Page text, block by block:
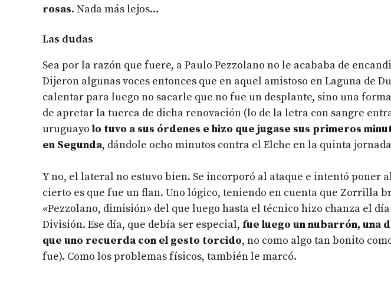
rosas. Nada más lejos…
Las dudas
Sea por la razón que fuere, a Paulo Pezzolano no le acababa de
Dijeron algunas voces entonces que en aquel amistoso en Laguna de
calentar para luego no sacarle que no fue un desplante, sino una
de apretar la tuerca de dicha renovación (lo de la letra con sangre
uruguayo lo tuvo a sus órdenes e hizo que jugase sus primeros
en Segunda, dándole ocho minutos contra el Elche en la quinta
Y no, el lateral no estuvo bien. Se incorporó al ataque e intentó poner
cierto es que fue un flan. Uno lógico, teniendo en cuenta que Zorrilla
«Pezzolano, dimisión» del que luego hasta el técnico hizo chanza el
División. Ese día, que debía ser especial, fue luego un nubarrón, una
que uno recuerda con el gesto torcido, no como algo tan bonito
fue). Como los problemas físicos, también le marcó.